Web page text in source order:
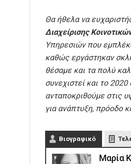
Θα ήθελα να
Διαχείρισης
Υπηρεσιών που
καθώς εργάστηκαν
θέσαμε και τα πολύ
συνεχιστεί και το
ανταποκριθούμε στις
για ανάπτυξη, πρόοδο
Βιογραφικό
Μαρία